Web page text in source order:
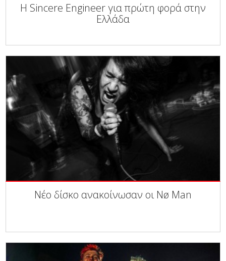
Η Sincere Engineer για πρώτη φορά στην
Ελλάδα
Νέο δίσκο ανακοίνωσαν οι Nø Man